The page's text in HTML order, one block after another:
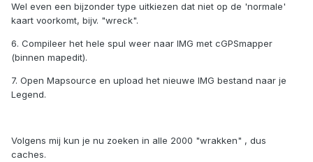
Wel even een bijzonder type uitkiezen dat niet op de 'normale'
kaart voorkomt, bijv. "wreck".
6. Compileer het hele spul weer naar IMG met cGPSmapper
(binnen mapedit).
7. Open Mapsource en upload het nieuwe IMG bestand naar je
Legend.
Volgens mij kun je nu zoeken in alle 2000 "wrakken" , dus
caches.